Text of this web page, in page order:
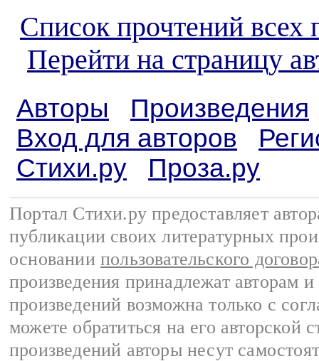
Список прочтений всех
Перейти на страницу
Авторы
Произведения
Вход для авторов
Стихи.ру
Проза.ру
Портал Стихи.ру предоставляет
публикации своих литературных
основании пользовательского
произведения принадлежат авторам
произведений возможна только с
можете обратиться на его авторской
произведений авторы несут